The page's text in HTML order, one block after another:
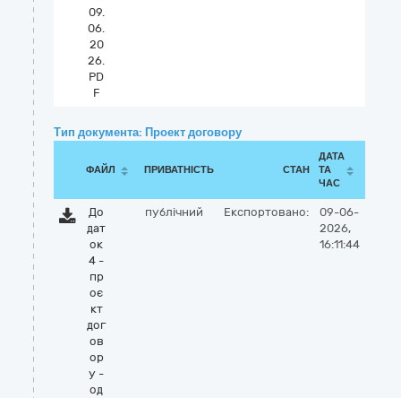
09.
06.
20
26.
PD
F
Тип документа: Проект договору
ФАЙЛ ПРИВАТНІСТЬ СТАН
ДАТА
ТА
ЧАС
До
дат
ок
4 -
пр
оє
кт
дог
ов
ор
у -
од
публічний Експортовано:
09-06-
2026,
16:11:44